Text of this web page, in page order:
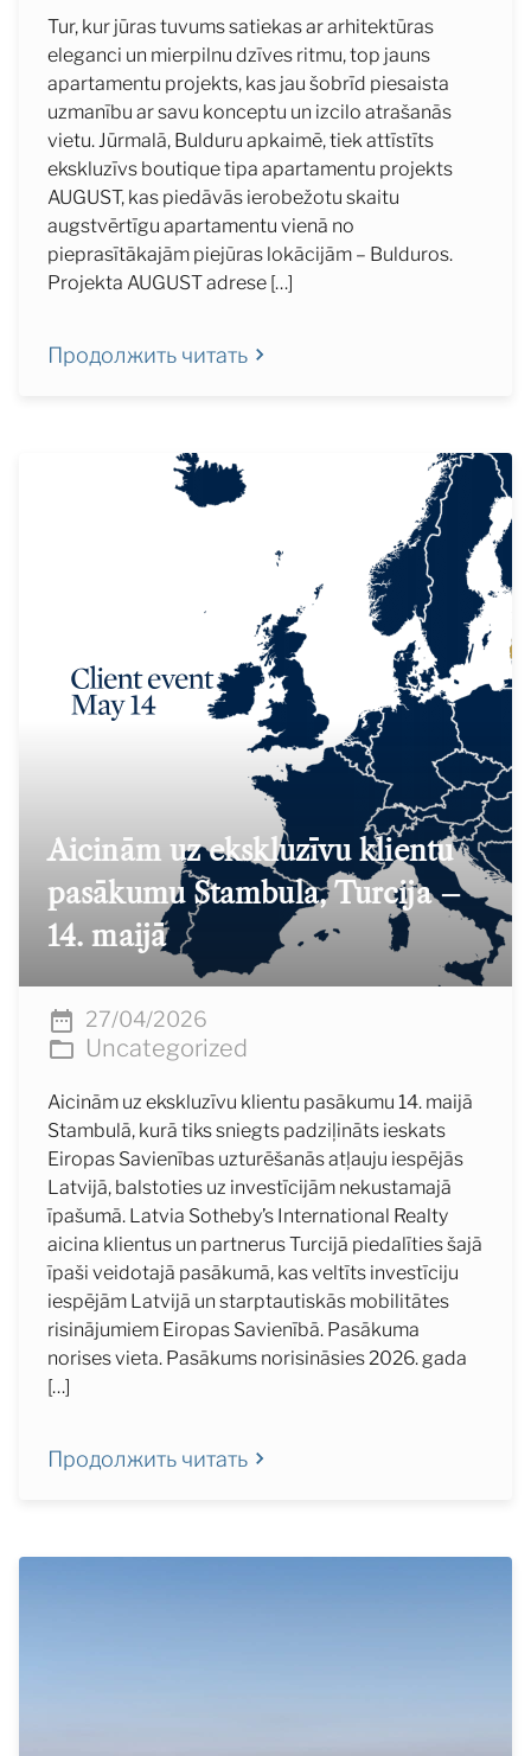
Tur, kur jūras tuvums satiekas ar arhitektūras
eleganci un mierpilnu dzīves ritmu, top jauns
apartamentu projekts, kas jau šobrīd piesaista
uzmanību ar savu konceptu un izcilo atrašanās
vietu. Jūrmalā, Bulduru apkaimē, tiek attīstīts
ekskluzīvs boutique tipa apartamentu projekts
AUGUST, kas piedāvās ierobežotu skaitu
augstvērtīgu apartamentu vienā no
pieprasītākajām piejūras lokācijām – Bulduros.
Projekta AUGUST adrese […]
Продолжить читать
Aicinām uz ekskluzīvu klientu
pasākumu Stambula, Turcija –
14. maijā
27/04/2026
Uncategorized
Aicinām uz ekskluzīvu klientu pasākumu 14. maijā
Stambulā, kurā tiks sniegts padziļināts ieskats
Eiropas Savienības uzturēšanās atļauju iespējās
Latvijā, balstoties uz investīcijām nekustamajā
īpašumā. Latvia Sotheby’s International Realty
aicina klientus un partnerus Turcijā piedalīties šajā
īpaši veidotajā pasākumā, kas veltīts investīciju
iespējām Latvijā un starptautiskās mobilitātes
risinājumiem Eiropas Savienībā. Pasākuma
norises vieta. Pasākums norisināsies 2026. gada
[…]
Продолжить читать